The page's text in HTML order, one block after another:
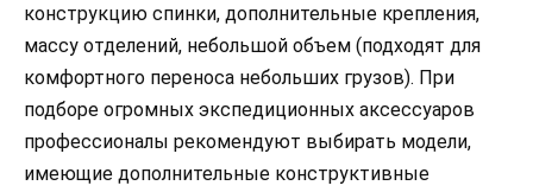
конструкцию спинки, дополнительные крепления,
массу отделений, небольшой объем (подходят для
комфортного переноса небольших грузов). При
подборе огромных экспедиционных аксессуаров
профессионалы рекомендуют выбирать модели,
имеющие дополнительные конструктивные